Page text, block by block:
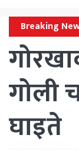
Breaking
गोली
घाइते